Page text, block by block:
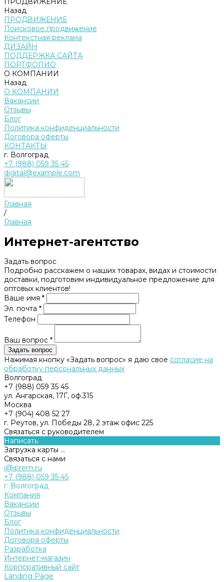
Назад
ПРОДВИЖЕНИЕ
Поисковое продвижение
Контекстная реклама
ДИЗАЙН
ПОДДЕРЖКА САЙТА
ПОРТФОЛИО
О КОМПАНИИ
Назад
О КОМПАНИИ
Вакансии
Отзывы
Блог
Политика конфиденциальности
Договора оферты
КОНТАКТЫ
г. Волгоград
+7 (988) 059 35 45
digital@example.com
Главная
/
Главная
Интернет-агентство
Задать вопрос
Подробно расскажем о наших товарах, видах и стоимости
доставки, подготовим индивидуальное предложение для
оптовых клиентов!
Ваше имя *
Эл. почта *
Телефон
Ваш вопрос *
Нажимая кнопку «Задать вопрос» я даю свое согласие на
обработку персональных данных
Волгоград
+7 (988) 059 35 45
ул. Ангарская, 17Г, оф.315
Москва
+7 (904) 408 52 27
г. Реутов, ул. Победы 28, 2 этаж офис 225
Связаться с руководителем
Написать
Загрузка карты ...
Связаться с нами
i@iprem.ru
+7 (988) 059 35 45
г. Волгоград
Компания
Вакансии
Отзывы
Блог
Политика конфиденциальности
Договора оферты
Разработка
Интернет-магазин
Корпоративный сайт
Landing Page